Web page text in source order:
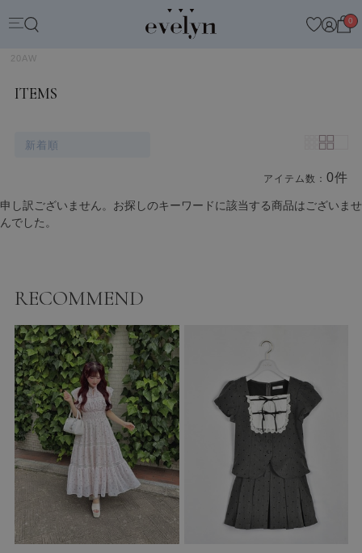
0
20AW
ITEMS
新着順
アイテム数：0件
商品一覧
申し訳ございません。お探しのキーワードに該当する商品はございませ
んでした。
RECOMMEND